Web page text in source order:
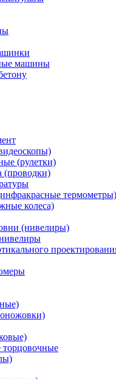
машины
(рулетки)
(проводки)
термометры)
колеса)
(нивелиры)